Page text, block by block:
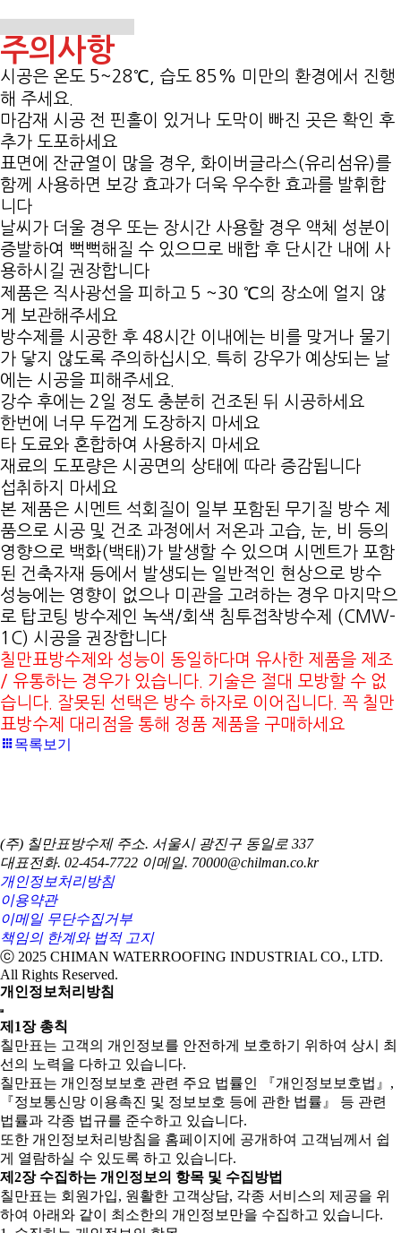
주의사항
시공은 온도 5~28℃, 습도 85% 미만의 환경에서 진행
해 주세요.
마감재 시공 전 핀홀이 있거나 도막이 빠진 곳은 확인 후
추가 도포하세요
표면에 잔균열이 많을 경우, 화이버글라스(유리섬유)를
함께 사용하면 보강 효과가 더욱 우수한 효과를 발휘합
니다
날씨가 더울 경우 또는 장시간 사용할 경우 액체 성분이
증발하여 뻑뻑해질 수 있으므로 배합 후 단시간 내에 사
용하시길 권장합니다
제품은 직사광선을 피하고 5 ~30 ℃의 장소에 얼지 않
게 보관해주세요
방수제를 시공한 후 48시간 이내에는 비를 맞거나 물기
가 닿지 않도록 주의하십시오. 특히 강우가 예상되는 날
에는 시공을 피해주세요.
강수 후에는 2일 정도 충분히 건조된 뒤 시공하세요
한번에 너무 두껍게 도장하지 마세요
타 도료와 혼합하여 사용하지 마세요
재료의 도포량은 시공면의 상태에 따라 증감됩니다
섭취하지 마세요
본 제품은 시멘트 석회질이 일부 포함된 무기질 방수 제
품으로 시공 및 건조 과정에서 저온과 고습, 눈, 비 등의
영향으로 백화(백태)가 발생할 수 있으며 시멘트가 포함
된 건축자재 등에서 발생되는 일반적인 현상으로 방수
성능에는 영향이 없으나 미관을 고려하는 경우 마지막으
로 탑코팅 방수제인 녹색/회색 침투접착방수제 (CMW-
1C) 시공을 권장합니다
칠만표방수제와 성능이 동일하다며 유사한 제품을 제조
/ 유통하는 경우가 있습니다. 기술은 절대 모방할 수 없
습니다. 잘못된 선택은 방수 하자로 이어집니다. 꼭 칠만
표방수제 대리점을 통해 정품 제품을 구매하세요
목록보기
(주) 칠만표방수제 주소. 서울시 광진구 동일로 337
대표전화. 02-454-7722 이메일. 70000@chilman.co.kr
개인정보처리방침
이용약관
이메일 무단수집거부
책임의 한계와 법적 고지
ⓒ 2025 CHIMAN WATERROOFING INDUSTRIAL CO., LTD.
All Rights Reserved.
개인정보처리방침
제1장 총칙
칠만표는 고객의 개인정보를 안전하게 보호하기 위하여 상시 최
선의 노력을 다하고 있습니다.
칠만표는 개인정보보호 관련 주요 법률인 『개인정보보호법』,
『정보통신망 이용촉진 및 정보보호 등에 관한 법률』 등 관련
법률과 각종 법규를 준수하고 있습니다.
또한 개인정보처리방침을 홈페이지에 공개하여 고객님께서 쉽
게 열람하실 수 있도록 하고 있습니다.
제2장 수집하는 개인정보의 항목 및 수집방법
칠만표는 회원가입, 원활한 고객상담, 각종 서비스의 제공을 위
하여 아래와 같이 최소한의 개인정보만을 수집하고 있습니다.